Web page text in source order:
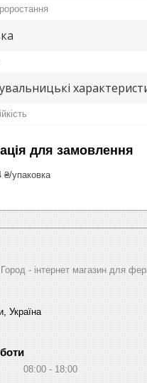
для замовлення
₴/упаковка
- інтернет магазин для
Україна
08:00 18:00